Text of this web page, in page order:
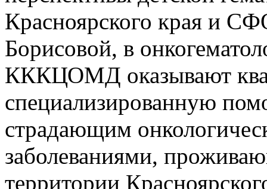
Красноярского края и
Борисовой, в
КККЦОМД оказывают
специализированную
страдающим
заболеваниями,
территории